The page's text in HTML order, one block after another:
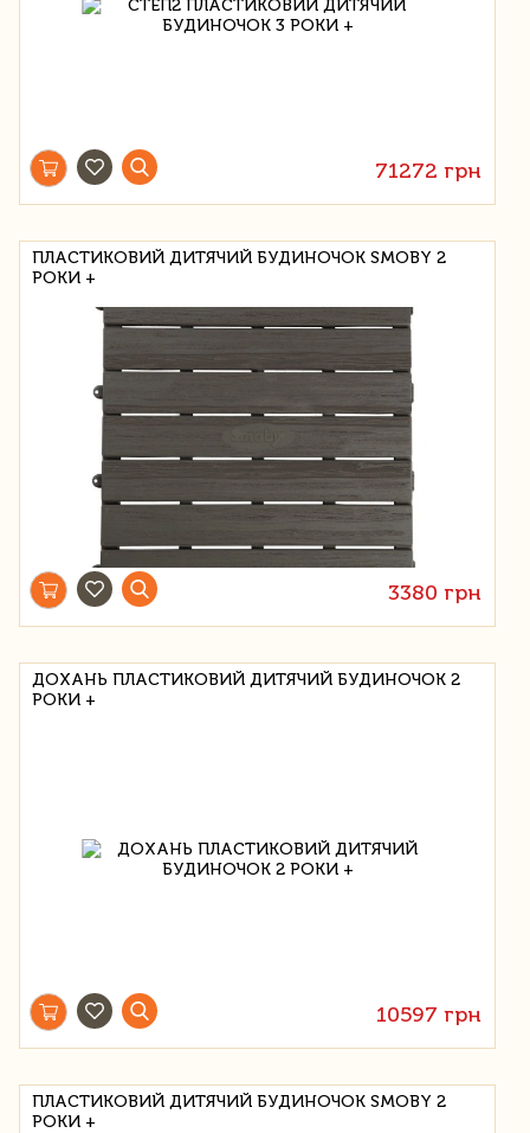
71272 грн
ПЛАСТИКОВИЙ ДИТЯЧИЙ БУДИНОЧОК SMOBY 2
РОКИ +
3380 грн
ДОХАНЬ ПЛАСТИКОВИЙ ДИТЯЧИЙ БУДИНОЧОК 2
РОКИ +
10597 грн
ПЛАСТИКОВИЙ ДИТЯЧИЙ БУДИНОЧОК SMOBY 2
РОКИ +